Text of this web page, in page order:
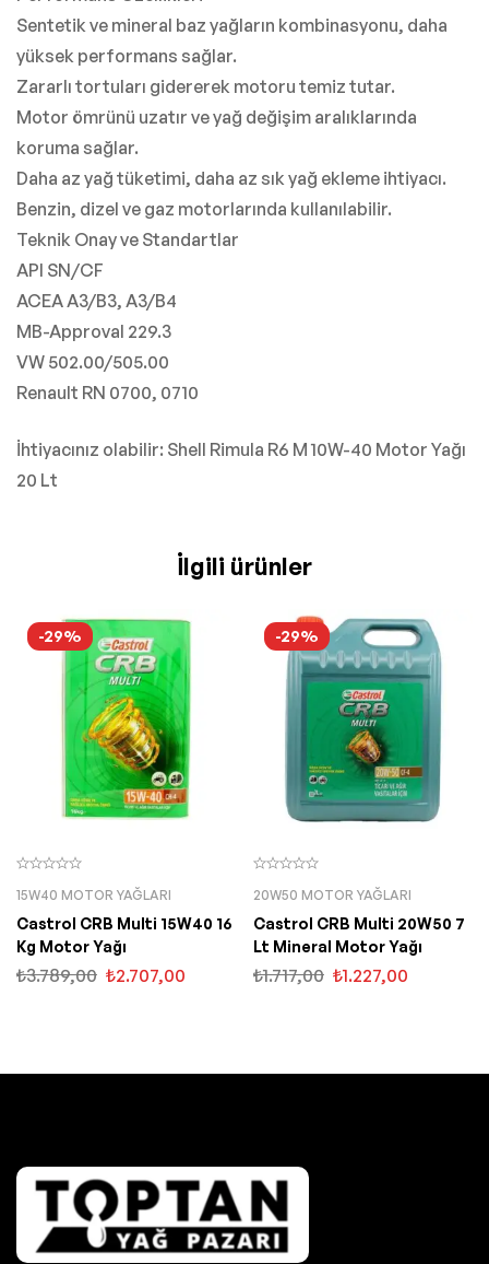
Sentetik ve mineral baz yağların kombinasyonu, daha
yüksek performans sağlar.
Zararlı tortuları gidererek motoru temiz tutar.
Motor ömrünü uzatır ve yağ değişim aralıklarında
koruma sağlar.
Daha az yağ tüketimi, daha az sık yağ ekleme ihtiyacı.
Benzin, dizel ve gaz motorlarında kullanılabilir.
Teknik Onay ve Standartlar
API SN/CF
ACEA A3/B3, A3/B4
MB-Approval 229.3
VW 502.00/505.00
Renault RN 0700, 0710
İhtiyacınız olabilir: Shell Rimula R6 M 10W-40 Motor Yağı
20 Lt
İlgili ürünler
-29%
15W40 MOTOR YAĞLARI
Castrol CRB Multi 15W40 16
Kg Motor Yağı
₺3.789,00 ₺2.707,00
-29%
20W50 MOTOR YAĞLARI
Castrol CRB Multi 20W50 7
Lt Mineral Motor Yağı
₺1.717,00 ₺1.227,00